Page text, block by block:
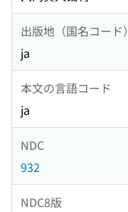
出版地（国名コード）
ja
本文の言語コード
ja
NDC
932
NDC8版